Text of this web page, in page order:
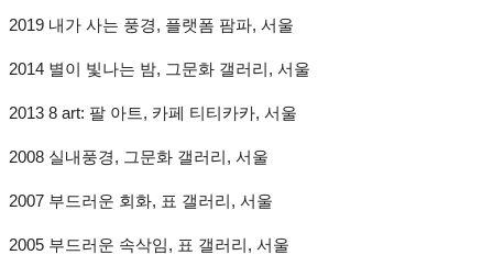
2019 내가 사는 풍경, 플랫폼 팜파, 서울
2014 별이 빛나는 밤, 그문화 갤러리, 서울
2013 8 art: 팔 아트, 카페 티티카카, 서울
2008 실내풍경, 그문화 갤러리, 서울
2007 부드러운 회화, 표 갤러리, 서울
2005 부드러운 속삭임, 표 갤러리, 서울